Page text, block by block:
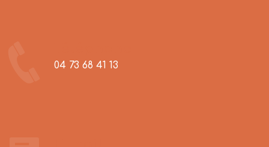
04 73 68 41 13